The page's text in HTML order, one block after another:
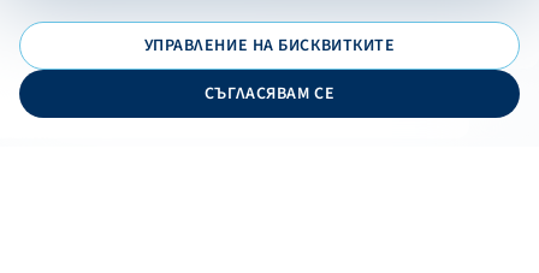
УПРАВЛЕНИЕ НА БИСКВИТКИТЕ
СЪГЛАСЯВАМ СЕ